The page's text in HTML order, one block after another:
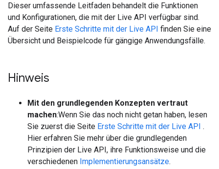
Dieser umfassende Leitfaden behandelt die Funktionen
und Konfigurationen, die mit der Live API verfügbar sind.
Auf der Seite Erste Schritte mit der Live API finden Sie eine
Übersicht und Beispielcode für gängige Anwendungsfälle.
Hinweis
Mit den grundlegenden Konzepten vertraut
machen:Wenn Sie das noch nicht getan haben, lesen
Sie zuerst die Seite Erste Schritte mit der Live API .
Hier erfahren Sie mehr über die grundlegenden
Prinzipien der Live API, ihre Funktionsweise und die
verschiedenen Implementierungsansätze.